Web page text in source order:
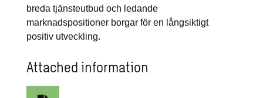
breda tjänsteutbud och ledande
marknadspositioner borgar för en långsiktigt
positiv utveckling.
Attached information